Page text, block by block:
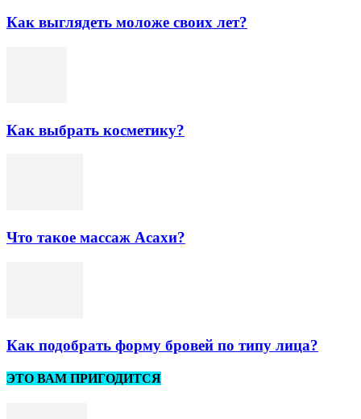
Как выглядеть моложе своих лет?
Как выбрать косметику?
Что такое массаж Асахи?
Как подобрать форму бровей по типу лица?
ЭТО ВАМ ПРИГОДИТСЯ